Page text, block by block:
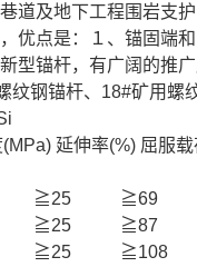
道及地下工程围岩支
优点是：１、锚固端
型锚杆，有广阔的推广
纹钢锚杆、18#矿用
延伸率(%) 屈服
≧25 ≧69
≧25 ≧87
≧25 ≧108